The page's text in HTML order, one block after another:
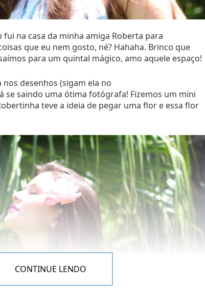
hahaha:
claro, quando eu ganho kkkkkk
fui na casa da minha amiga Roberta para
que eu nem gosto, né? Hahaha. Brinco que
para um quintal mágico, amo aquele espaço!
nos desenhos (sigam ela no
se saindo uma ótima fotógrafa! Fizemos um mini
teve a ideia de pegar uma flor e essa flor
CONTINUE LENDO